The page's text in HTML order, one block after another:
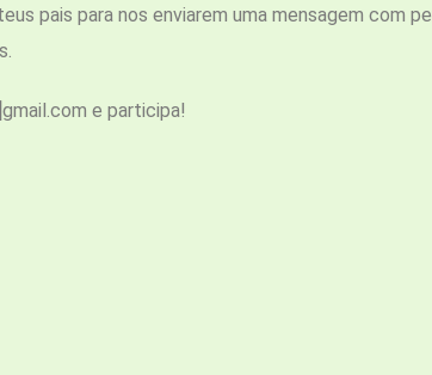
pais para nos enviarem uma mensagem com
gmail.com e participa!